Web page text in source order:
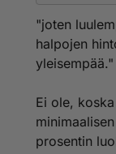
luulempa
hintojen
Vaikka
sama
tankeille
vähänkin
korotus.
"joten
halpojen
yleisempää."
Ei ole,
prosentin